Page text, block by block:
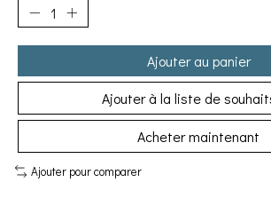
Ajouter au panier
Ajouter à la liste de
Acheter maintenant
Ajouter pour comparer